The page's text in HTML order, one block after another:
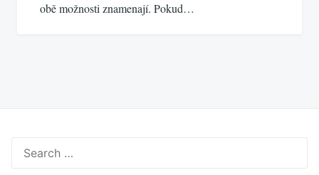
obě možnosti znamenají. Pokud…
for: